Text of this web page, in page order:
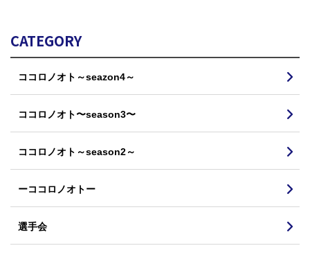
CATEGORY
ココロノオト～seazon4～
ココロノオト〜season3〜
ココロノオト～season2～
ーココロノオトー
選手会